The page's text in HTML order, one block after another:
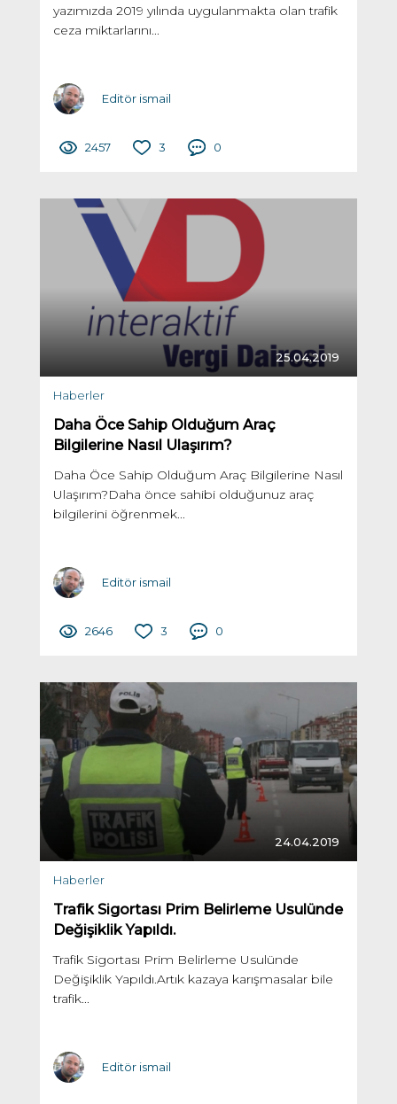
yazımızda 2019 yılında uygulanmakta olan trafik
ceza miktarlarını...
Editör ismail
2457 3 0
25.04.2019
Haberler
Daha Öce Sahip Olduğum Araç
Bilgilerine Nasıl Ulaşırım?
Daha Öce Sahip Olduğum Araç Bilgilerine Nasıl
Ulaşırım?Daha önce sahibi olduğunuz araç
bilgilerini öğrenmek...
Editör ismail
2646 3 0
24.04.2019
Haberler
Trafik Sigortası Prim Belirleme Usulünde
Değişiklik Yapıldı.
Trafik Sigortası Prim Belirleme Usulünde
Değişiklik Yapıldı.Artık kazaya karışmasalar bile
trafik...
Editör ismail